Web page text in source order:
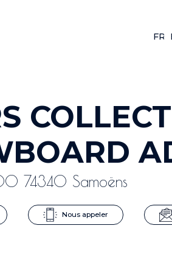
FR
74340 Samoëns
Nous appeler